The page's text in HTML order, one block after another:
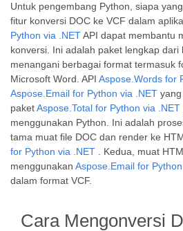
Untuk pengembang Python, siapa
fitur konversi DOC ke VCF dalam
Python via .NETAPI dapat membantu
konversi. Ini adalah paket lengkap dari
menangani berbagai format termasuk
Microsoft Word. API Aspose.Words for
Aspose.Email for Python via .NET
paketAspose.Total for Python via .NET
menggunakan Python. Ini adalah
tama muat file DOC dan render ke
for Python via .NET . Kedua, muat
menggunakan Aspose.Email for
dalam format VCF.
Cara Mengonversi